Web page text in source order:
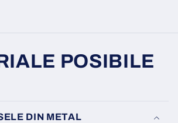
POSIBILE
DIN METAL